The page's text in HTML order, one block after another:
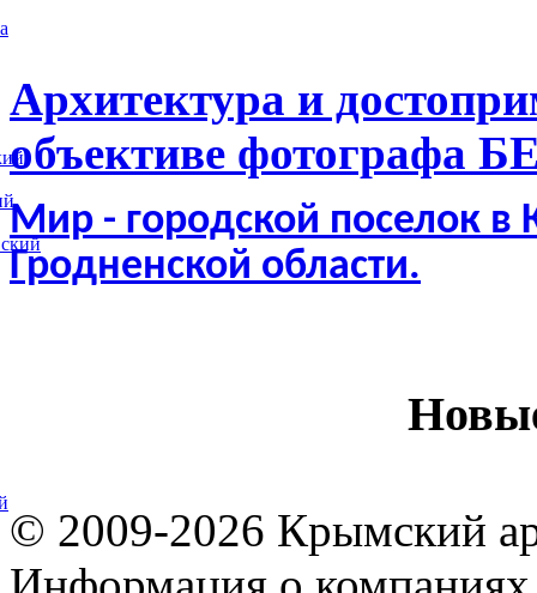
Архитектура и
объективе фотографа
Мир - городской поселок в
Гродненской области.
© 2009-2026 Крымский